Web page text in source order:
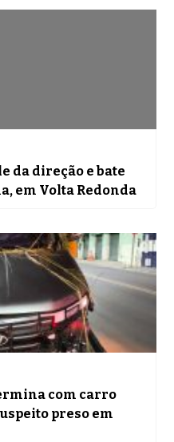
da direção e bate
em Volta Redonda
com carro
preso em